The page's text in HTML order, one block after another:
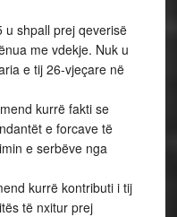
u shpall prej qeverisë
me vdekje. Nuk u
e tij 26-vjeçare në
kurrë fakti se
e forcave të
e serbëve nga
kurrë kontributi i tij
të nxitur prej